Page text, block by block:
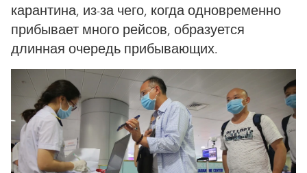
карантина, из-за чего, когда одновременно
прибывает много рейсов, образуется
длинная очередь прибывающих.